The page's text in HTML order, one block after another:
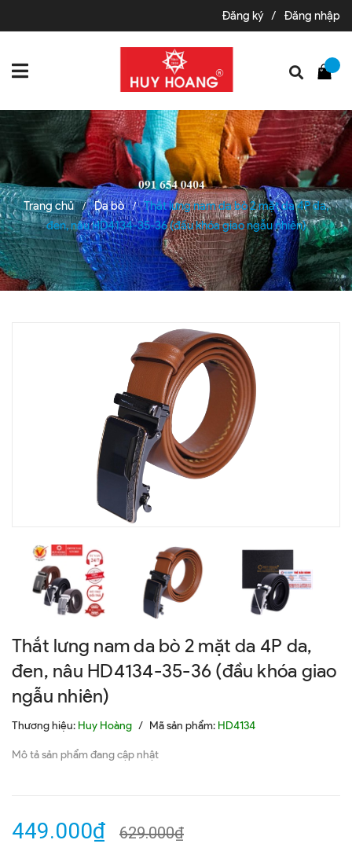
Đăng ký / Đăng nhập
Trang chủ / Da bò /
Thắt lưng nam da bò 2 mặt da 4P da,
đen, nâu HD4134-35-36 (đầu khóa giao ngẫu nhiên)
Thắt lưng nam da bò 2 mặt da 4P da,
đen, nâu HD4134-35-36 (đầu khóa giao
ngẫu nhiên)
Thương hiệu: Huy Hoàng / Mã sản phẩm: HD4134
Mô tả sản phẩm đang cập nhật
449.000₫ 629.000₫